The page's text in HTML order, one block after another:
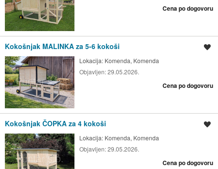
Cena po dogovoru
Kokošnjak MALINKA za 5-6 kokoši
Lokacija: Komenda, Komenda
Objavljen:29.05.2026.
Cena po dogovoru
Kokošnjak ČOPKA za 4 kokoši
Lokacija: Komenda, Komenda
Objavljen:29.05.2026.
Cena po dogovoru